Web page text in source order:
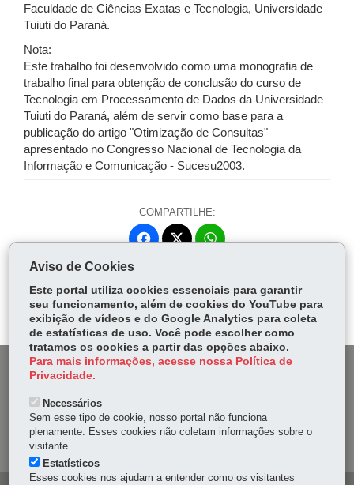
Faculdade de Ciências Exatas e Tecnologia, Universidade
Tuiuti do Paraná.
Nota:
Este trabalho foi desenvolvido como uma monografia de
trabalho final para obtenção de conclusão do curso de
Tecnologia em Processamento de Dados da Universidade
Tuiuti do Paraná, além de servir como base para a
publicação do artigo "Otimização de Consultas"
apresentado no Congresso Nacional de Tecnologia da
Informação e Comunicação - Sucesu2003.
COMPARTILHE:
Fa
ok
itt
er
W
Ap
p
DENUNCIE CORRUPÇÃO
OUVIDORIA
Aviso de Cookies
Este portal utiliza cookies essenciais para garantir
seu funcionamento, além de cookies do YouTube para
exibição de vídeos e do Google Analytics para coleta
de estatísticas de uso. Você pode escolher como
tratamos os cookies a partir das opções abaixo.
Para mais informações, acesse nossa Política de
Privacidade.
Necessários
Sem esse tipo de cookie, nosso portal não funciona
plenamente. Esses cookies não coletam informações sobre o
visitante.
Estatísticos
Esses cookies nos ajudam a entender como os visitantes